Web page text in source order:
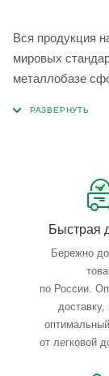
Вся продукция
мировых
металлобазе
Быстрая
Бережно
по России.
доставку,
от легковой